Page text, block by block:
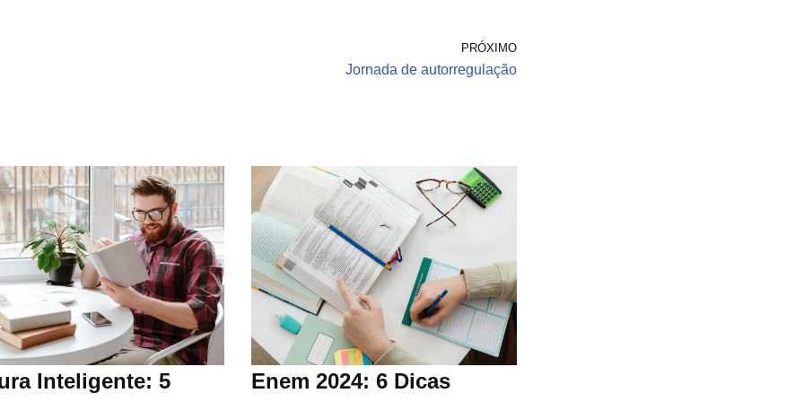
PRÓXIMO
Jornada de autorregulação
Inteligente: 5
Enem 2024: 6 Dicas